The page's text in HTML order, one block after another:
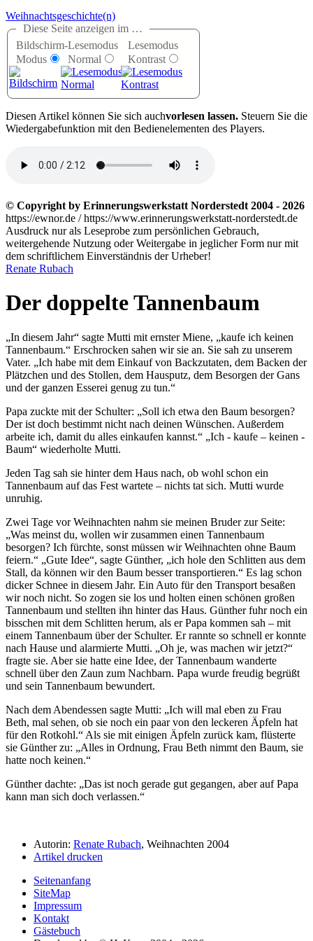
Weihnachtsgeschichte(n)
Diese Seite anzeigen im …
Bildschirm-
Modus
Lesemodus
Normal
Lesemodus
Kontrast
Diesen Artikel können Sie sich auchvorlesen lassen. Steuern Sie die
Wiedergabefunktion mit den Bedienelementen des Players.
© Copyright by Erinnerungswerkstatt Norderstedt 2004 - 2026
https://ewnor.de / https://www.erinnerungswerkstatt-norderstedt.de
Ausdruck nur als Leseprobe zum persönlichen Gebrauch,
weitergehende Nutzung oder Weitergabe in jeglicher Form nur mit
dem schriftlichem Einverständnis der Urheber!
Renate Rubach
Der doppelte Tannenbaum
„In diesem Jahr“ sagte Mutti mit ernster Miene,
kaufe ich keinen
Tannenbaum.
Erschrocken sahen wir sie an. Sie sah zu unserem
Vater.
Ich habe mit dem Einkauf von Backzutaten, dem Backen der
Plätzchen und des Stollen, dem Hausputz, dem Besorgen der Gans
und der ganzen Esserei genug zu tun.
Papa zuckte mit der Schulter:
Soll ich etwa den Baum besorgen?
Der ist doch bestimmt nicht nach deinen Wünschen. Außerdem
arbeite ich, damit du alles einkaufen kannst.
Ich - kaufe – keinen -
Baum
wiederholte Mutti.
Jeden Tag sah sie hinter dem Haus nach, ob wohl schon ein
Tannenbaum auf das Fest wartete – nichts tat sich. Mutti wurde
unruhig.
Zwei Tage vor Weihnachten nahm sie meinen Bruder zur Seite:
Was meinst du, wollen wir zusammen einen Tannenbaum
besorgen? Ich fürchte, sonst müssen wir Weihnachten ohne Baum
feiern.
Gute Idee , sagte Günther,
ich hole den Schlitten aus dem
Stall, da können wir den Baum besser transportieren.
Es lag schon
dicker Schnee in diesem Jahr. Ein Auto für den Transport besaßen
wir noch nicht. So zogen sie los und holten einen schönen großen
Tannenbaum und stellten ihn hinter das Haus. Günther fuhr noch ein
bisschen mit dem Schlitten herum, als er Papa kommen sah – mit
einem Tannenbaum über der Schulter. Er rannte so schnell er konnte
nach Hause und alarmierte Mutti.
Oh je, was machen wir jetzt?
fragte sie. Aber sie hatte eine Idee, der Tannenbaum wanderte
schnell über den Zaun zum Nachbarn. Papa wurde freudig begrüßt
und sein Tannenbaum bewundert.
Nach dem Abendessen sagte Mutti:
Ich will mal eben zu Frau
Beth, mal sehen, ob sie noch ein paar von den leckeren Äpfeln hat
für den Rotkohl.
Als sie mit einigen Äpfeln zurück kam, flüsterte
sie Günther zu:
Alles in Ordnung, Frau Beth nimmt den Baum, sie
hatte noch keinen.
Günther dachte:
Das ist noch gerade gut gegangen, aber auf Papa
kann man sich doch verlassen.
Autorin: Renate Rubach, Weihnachten 2004
Artikel drucken
Seitenanfang
SiteMap
Impressum
Kontakt
Gästebuch